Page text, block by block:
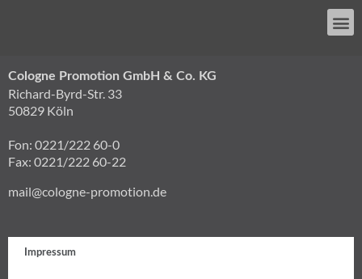
Cologne Promotion GmbH & Co. KG
Richard-Byrd-Str. 33
50829 Köln
Fon: 0221/222 60-0
Fax: 0221/222 60-22
mail@cologne-promotion.de
Impressum